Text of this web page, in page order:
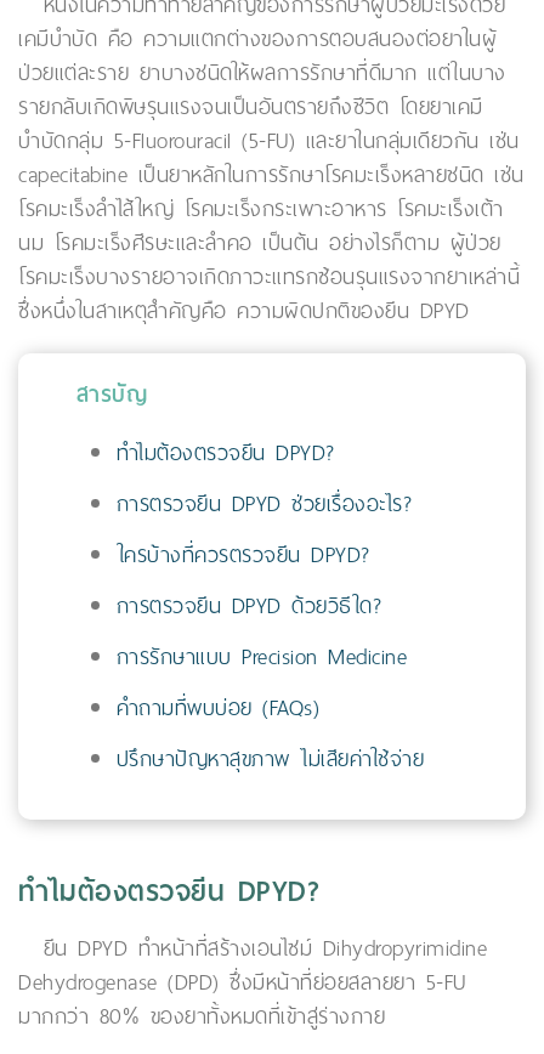
เคมีบำบัด คือ ความแตกต่างของการตอบสนองต่อยาในผู้
ป่วยแต่ละราย ยาบางชนิดให้ผลการรักษาที่ดีมาก แต่ในบาง
รายกลับเกิดพิษรุนแรงจนเป็นอันตรายถึงชีวิต โดยยาเคมี
บำบัดกลุ่ม 5-Fluorouracil (5-FU) และยาในกลุ่มเดียวกัน เช่น
capecitabine เป็นยาหลักในการรักษาโรคมะเร็งหลายชนิด เช่น
โรคมะเร็งลำไส้ใหญ่ โรคมะเร็งกระเพาะอาหาร โรคมะเร็งเต้า
นม โรคมะเร็งศีรษะและลำคอ เป็นต้น อย่างไรก็ตาม ผู้ป่วย
โรคมะเร็งบางรายอาจเกิดภาวะแทรกซ้อนรุนแรงจากยาเหล่านี้
ซึ่งหนึ่งในสาเหตุสำคัญคือ ความผิดปกติของยีน DPYD
สารบัญ
ทำไมต้องตรวจยีน DPYD?
การตรวจยีน DPYD ช่วยเรื่องอะไร?
ใครบ้างที่ควรตรวจยีน DPYD?
การตรวจยีน DPYD ด้วยวิธีใด?
การรักษาแบบ Precision Medicine
คำถามที่พบบ่อย (FAQs)
ปรึกษาปัญหาสุขภาพ ไม่เสียค่าใช้จ่าย
ทำไมต้องตรวจยีน DPYD?
ยีน DPYD ทำหน้าที่สร้างเอนไซม์ Dihydropyrimidine
Dehydrogenase (DPD) ซึ่งมีหน้าที่ย่อยสลายยา 5-FU
มากกว่า 80% ของยาทั้งหมดที่เข้าสู่ร่างกาย